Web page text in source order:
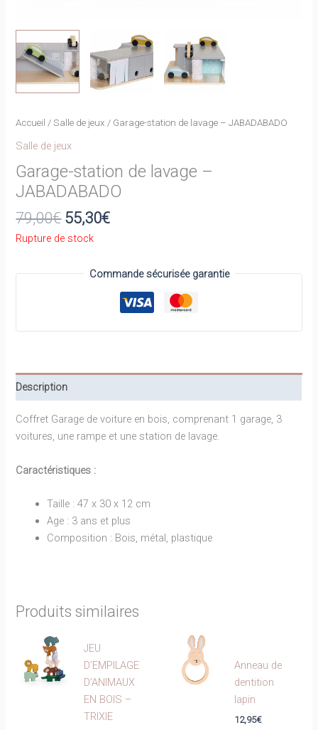
Accueil /Salle de jeux / Garage-station de lavage – JABADABADO
Salle de jeux
Garage-station de lavage –
JABADABADO
79,00€ Le
prix
était :
55,30€Le
est :
Rupture de stock
Commande sécurisée garantie
Description
Coffret Garage de voiture en bois, comprenant 1 garage, 3
voitures, une rampe et une station de lavage.
Caractéristiques :
Taille : 47 x 30 x 12 cm
Age : 3 ans et plus
Composition : Bois, métal, plastique
Produits similaires
JEU
D’EMPILAGE
D’ANIMAUX
EN BOIS –
TRIXIE
Anneau de
dentition
lapin
12,95€